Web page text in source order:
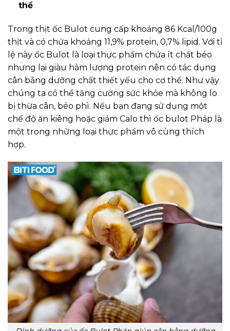
thể
Trong thịt ốc Bulot cung cấp khoảng 86 Kcal/100g
thịt và có chứa khoảng 11,9% protein, 0,7% lipid. Với tỉ
lệ này ốc Bulot là loại thực phẩm chứa ít chất béo
nhưng lại giàu hàm lượng protein nên có tác dụng
cân bằng dưỡng chất thiết yếu cho cơ thể. Như vậy
chúng ta có thể tăng cường sức khỏe mà không lo
bị thừa cân, béo phì. Nếu bạn đang sử dụng một
chế độ ăn kiêng hoặc giảm Calo thì ốc bulot Pháp là
một trong những loại thực phẩm vô cùng thích
hợp.